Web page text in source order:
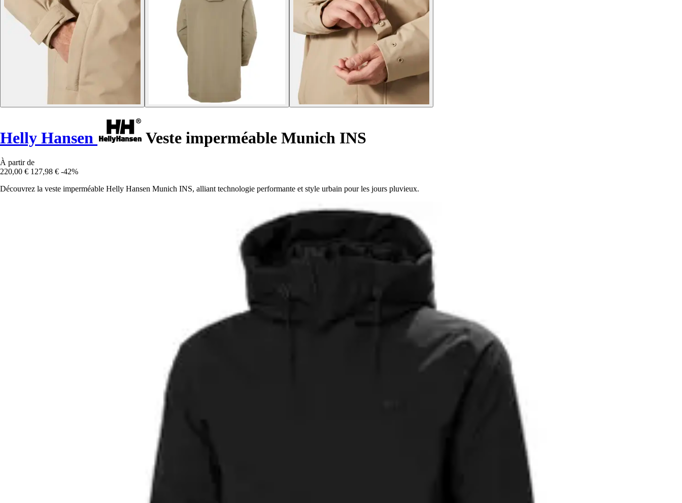
Helly Hansen Veste imperméable Munich INS
À partir de
220,00 € 127,98 € -42%
Découvrez la veste imperméable Helly Hansen Munich INS, alliant technologie performante et style urbain pour les jours pluvieux.